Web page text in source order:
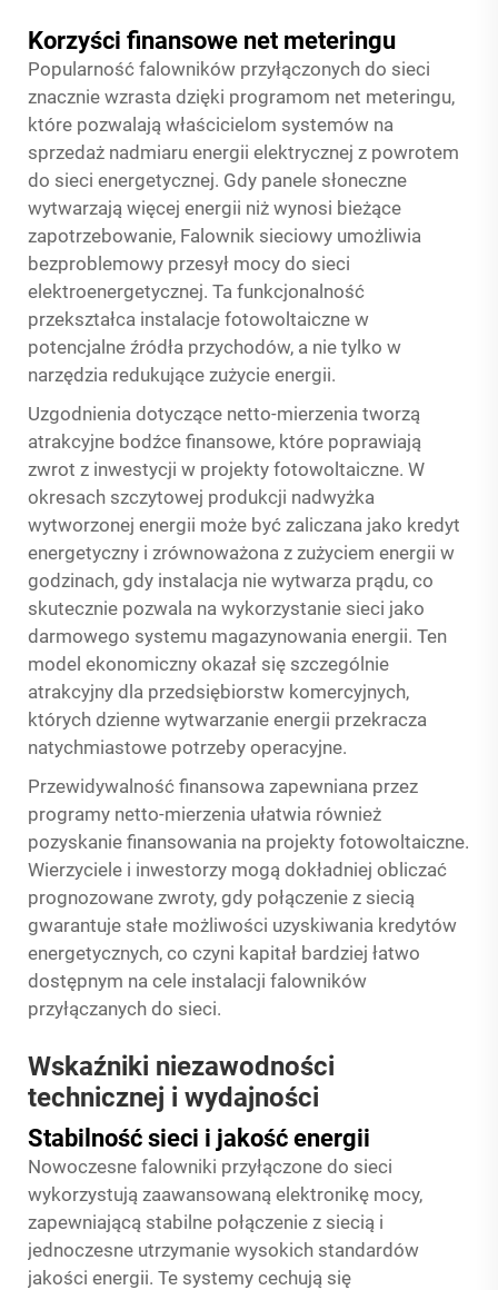
Korzyści finansowe net meteringu
Popularność falowników przyłączonych do sieci
znacznie wzrasta dzięki programom net meteringu,
które pozwalają właścicielom systemów na
sprzedaż nadmiaru energii elektrycznej z powrotem
do sieci energetycznej. Gdy panele słoneczne
wytwarzają więcej energii niż wynosi bieżące
zapotrzebowanie, Falownik sieciowy umożliwia
bezproblemowy przesył mocy do sieci
elektroenergetycznej. Ta funkcjonalność
przekształca instalacje fotowoltaiczne w
potencjalne źródła przychodów, a nie tylko w
narzędzia redukujące zużycie energii.
Uzgodnienia dotyczące netto-mierzenia tworzą
atrakcyjne bodźce finansowe, które poprawiają
zwrot z inwestycji w projekty fotowoltaiczne. W
okresach szczytowej produkcji nadwyżka
wytworzonej energii może być zaliczana jako kredyt
energetyczny i zrównoważona z zużyciem energii w
godzinach, gdy instalacja nie wytwarza prądu, co
skutecznie pozwala na wykorzystanie sieci jako
darmowego systemu magazynowania energii. Ten
model ekonomiczny okazał się szczególnie
atrakcyjny dla przedsiębiorstw komercyjnych,
których dzienne wytwarzanie energii przekracza
natychmiastowe potrzeby operacyjne.
Przewidywalność finansowa zapewniana przez
programy netto-mierzenia ułatwia również
pozyskanie finansowania na projekty fotowoltaiczne.
Wierzyciele i inwestorzy mogą dokładniej obliczać
prognozowane zwroty, gdy połączenie z siecią
gwarantuje stałe możliwości uzyskiwania kredytów
energetycznych, co czyni kapitał bardziej łatwo
dostępnym na cele instalacji falowników
przyłączanych do sieci.
Wskaźniki niezawodności
technicznej i wydajności
Stabilność sieci i jakość energii
Nowoczesne falowniki przyłączone do sieci
wykorzystują zaawansowaną elektronikę mocy,
zapewniającą stabilne połączenie z siecią i
jednoczesne utrzymanie wysokich standardów
jakości energii. Te systemy cechują się